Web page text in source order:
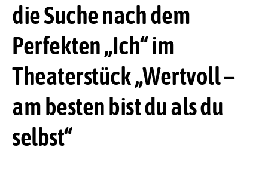
die Suche nach dem
Perfekten „Ich“ im
Theaterstück „Wertvoll –
am besten bist du als du
selbst“